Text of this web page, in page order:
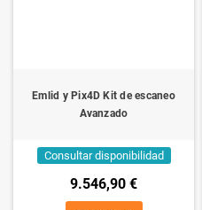
Emlid y Pix4D Kit de escaneo
Avanzado
Consultar disponibilidad
9.546,90 €